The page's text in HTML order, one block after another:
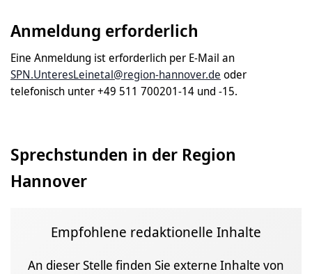
Anmeldung erforderlich
Eine Anmeldung ist erforderlich per E-Mail an
SPN.UnteresLeinetal@region-hannover.de oder
telefonisch unter +49 511 700201-14 und -15.
Sprechstunden in der Region
Hannover
Empfohlene redaktionelle Inhalte
An dieser Stelle finden Sie externe Inhalte von